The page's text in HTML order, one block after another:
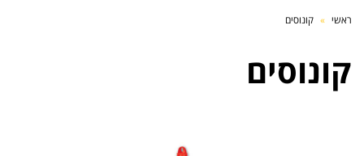
ראשי » קונוסים
קונוסים